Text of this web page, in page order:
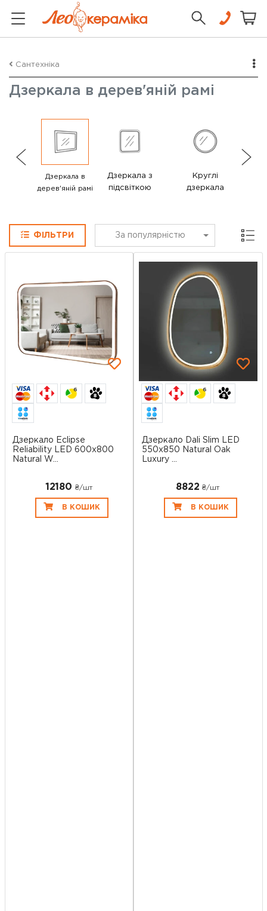
Сантехніка
Дзеркала в дерев'яній рамі
Дзеркала в
дерев'яній рамі
Дзеркала з
підсвіткою
Круглі
дзеркала
ФІЛЬТРИ За популярністю Сітка
6
Дзеркало Eclipse
Reliability LED 600x800
Natural W...
12180 ₴/шт
В КОШИК
6
Дзеркало Dali Slim LED
550x850 Natural Oak
Luxury ...
8822 ₴/шт
В КОШИК